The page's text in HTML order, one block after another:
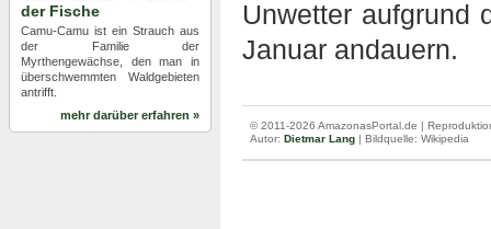
Unwetter aufgrund
Januar andauern.
© 2011-2026 AmazonasPortal.de |
Autor: Dietmar Lang | Bildquelle: Wikipedia
der Fische
Camu-Camu ist ein Strauch aus
der Familie der
Myrthengewächse, den man in
überschwemmten Waldgebieten
antrifft.
mehr darüber erfahren »